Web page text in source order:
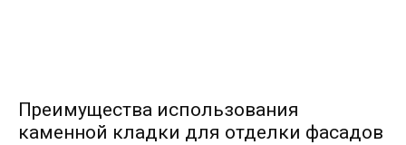
Преимущества использования
каменной кладки для отделки фасадов